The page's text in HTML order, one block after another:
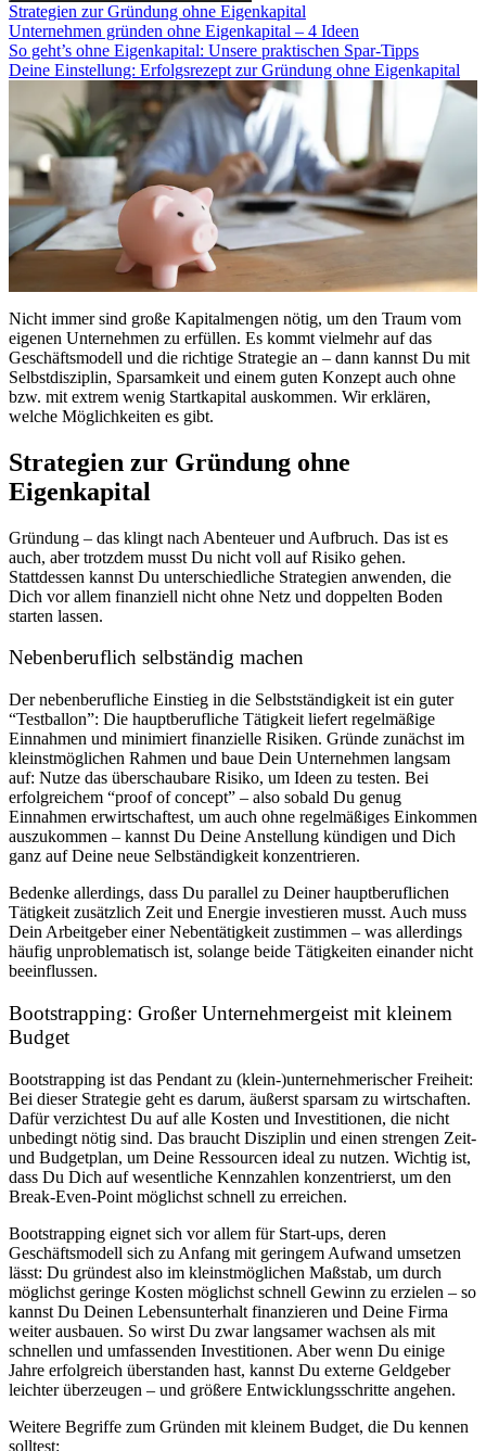
Strategien zur Gründung ohne Eigenkapital
Unternehmen gründen ohne Eigenkapital – 4 Ideen
So geht’s ohne Eigenkapital: Unsere praktischen Spar-Tipps
Deine Einstellung: Erfolgsrezept zur Gründung ohne Eigenkapital
Nicht immer sind große Kapitalmengen nötig, um den Traum vom
eigenen Unternehmen zu erfüllen. Es kommt vielmehr auf das
Geschäftsmodell und die richtige Strategie an – dann kannst Du mit
Selbstdisziplin, Sparsamkeit und einem guten Konzept auch ohne
bzw. mit extrem wenig Startkapital auskommen. Wir erklären,
welche Möglichkeiten es gibt.
Strategien zur Gründung ohne
Eigenkapital
Gründung – das klingt nach Abenteuer und Aufbruch. Das ist es
auch, aber trotzdem musst Du nicht voll auf Risiko gehen.
Stattdessen kannst Du unterschiedliche Strategien anwenden, die
Dich vor allem finanziell nicht ohne Netz und doppelten Boden
starten lassen.
Nebenberuflich selbständig machen
Der nebenberufliche Einstieg in die Selbstständigkeit ist ein guter
“Testballon”: Die hauptberufliche Tätigkeit liefert regelmäßige
Einnahmen und minimiert finanzielle Risiken. Gründe zunächst im
kleinstmöglichen Rahmen und baue Dein Unternehmen langsam
auf: Nutze das überschaubare Risiko, um Ideen zu testen. Bei
erfolgreichem “proof of concept” – also sobald Du genug
Einnahmen erwirtschaftest, um auch ohne regelmäßiges Einkommen
auszukommen – kannst Du Deine Anstellung kündigen und Dich
ganz auf Deine neue Selbständigkeit konzentrieren.
Bedenke allerdings, dass Du parallel zu Deiner hauptberuflichen
Tätigkeit zusätzlich Zeit und Energie investieren musst. Auch muss
Dein Arbeitgeber einer Nebentätigkeit zustimmen – was allerdings
häufig unproblematisch ist, solange beide Tätigkeiten einander nicht
beeinflussen.
Bootstrapping: Großer Unternehmergeist mit kleinem
Budget
Bootstrapping ist das Pendant zu (klein-)unternehmerischer Freiheit:
Bei dieser Strategie geht es darum, äußerst sparsam zu wirtschaften.
Dafür verzichtest Du auf alle Kosten und Investitionen, die nicht
unbedingt nötig sind. Das braucht Disziplin und einen strengen Zeit-
und Budgetplan, um Deine Ressourcen ideal zu nutzen. Wichtig ist,
dass Du Dich auf wesentliche Kennzahlen konzentrierst, um den
Break-Even-Point möglichst schnell zu erreichen.
Bootstrapping eignet sich vor allem für Start-ups, deren
Geschäftsmodell sich zu Anfang mit geringem Aufwand umsetzen
lässt: Du gründest also im kleinstmöglichen Maßstab, um durch
möglichst geringe Kosten möglichst schnell Gewinn zu erzielen – so
kannst Du Deinen Lebensunterhalt finanzieren und Deine Firma
weiter ausbauen. So wirst Du zwar langsamer wachsen als mit
schnellen und umfassenden Investitionen. Aber wenn Du einige
Jahre erfolgreich überstanden hast, kannst Du externe Geldgeber
leichter überzeugen – und größere Entwicklungsschritte angehen.
Weitere Begriffe zum Gründen mit kleinem Budget, die Du kennen
solltest: